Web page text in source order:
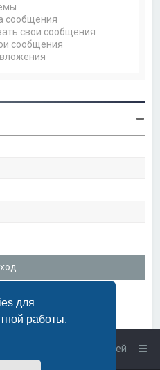
для
работы.
сообщения
свои сообщения
сообщения
с администрацией